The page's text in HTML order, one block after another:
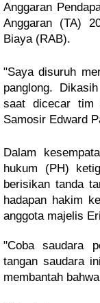
Anggaran
Anggaran (TA)
Biaya (RAB).
"Saya disuruh
panglong.
saat dicecar tim
Samosir Edward
Dalam
hukum (PH)
berisikan tanda
hadapan hakim
anggota majelis
"Coba saudara
tangan saudara
membantah